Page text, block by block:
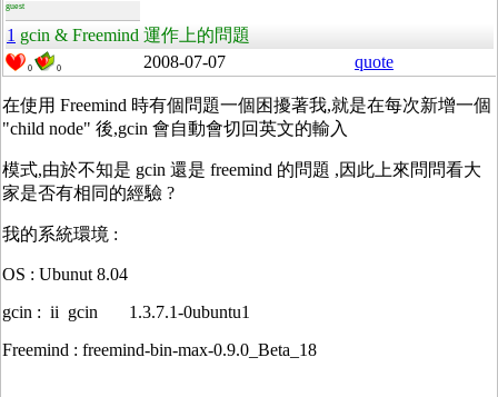
guest
1 gcin & Freemind 運作上的問題
0 0 2008-07-07 quote
在使用 Freemind 時有個問題一個困擾著我,就是在每次新增一個
"child node" 後,gcin 會自動會切回英文的輸入
模式,由於不知是 gcin 還是 freemind 的問題 ,因此上來問問看大
家是否有相同的經驗 ?
我的系統環境 :
OS : Ubunut 8.04
gcin : ii gcin 1.3.7.1-0ubuntu1
Freemind : freemind-bin-max-0.9.0_Beta_18